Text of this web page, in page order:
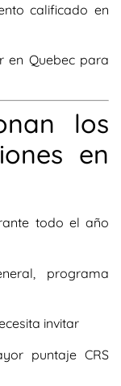
calificado en
en Quebec para
los
en
todo el año
programa
invitar
puntaje CRS